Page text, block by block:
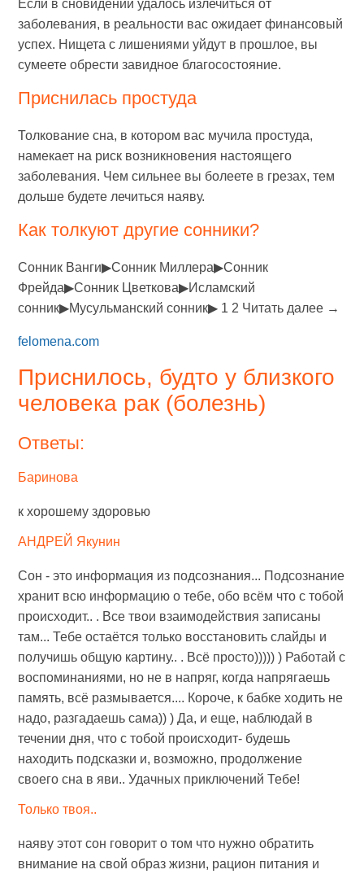
Если в сновидении удалось излечиться от
заболевания, в реальности вас ожидает финансовый
успех. Нищета с лишениями уйдут в прошлое, вы
сумеете обрести завидное благосостояние.
Приснилась простуда
Толкование сна, в котором вас мучила простуда,
намекает на риск возникновения настоящего
заболевания. Чем сильнее вы болеете в грезах, тем
дольше будете лечиться наяву.
Как толкуют другие сонники?
Сонник Ванги▶Сонник Миллера▶Сонник
Фрейда▶Сонник Цветкова▶Исламский
сонник▶Мусульманский сонник▶ 1 2 Читать далее →
felomena.com
Приснилось, будто у близкого
человека рак (болезнь)
Ответы:
Баринова
к хорошему здоровью
АНДРЕЙ Якунин
Сон - это информация из подсознания... Подсознание
хранит всю информацию о тебе, обо всём что с тобой
происходит.. . Все твои взаимодействия записаны
там... Тебе остаётся только восстановить слайды и
получишь общую картину.. . Всё просто))))) ) Работай с
воспоминаниями, но не в напряг, когда напрягаешь
память, всё размывается.... Короче, к бабке ходить не
надо, разгадаешь сама)) ) Да, и еще, наблюдай в
течении дня, что с тобой происходит- будешь
находить подсказки и, возможно, продолжение
своего сна в яви.. Удачных приключений Тебе!
Только твоя..
наяву этот сон говорит о том что нужно обратить
внимание на свой образ жизни, рацион питания и